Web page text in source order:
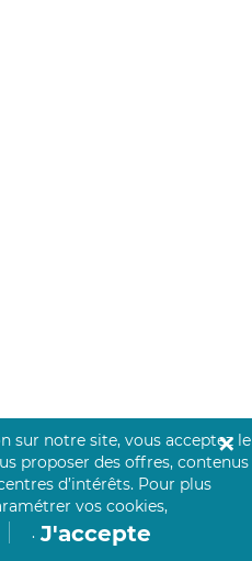
sur notre site, vous acceptez le
proposer des offres, contenus
d’intérêts. Pour plus
vos cookies,
. J'accepte
✕